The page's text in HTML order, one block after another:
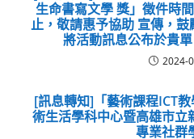
生命書寫文學 獎」徵件時
止，敬請惠予協助 宣傳，
將活動訊息公布於貴
2024-
[訊息轉知]「藝術課程ICT
術生活學科中心暨高雄市立
專業社群